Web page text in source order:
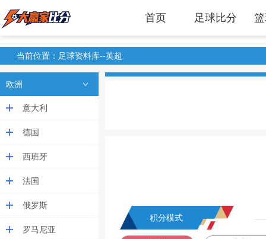
首页 足球比分
当前位置：足球资料库--英超
欧洲
意大利
德国
西班牙
法国
俄罗斯
罗马尼亚
积分模式